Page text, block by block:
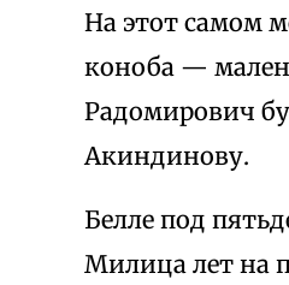
На этот самом
коноба —
Радомирович
Акиндинову.
Белле под
Милица лет на